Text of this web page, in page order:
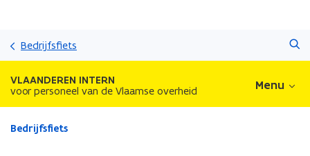
inhoud
Bedrijfsfiets
VLAANDEREN INTERN
voor personeel van de Vlaamse overheid Menu
Gedaan
Bedrijfsfiets